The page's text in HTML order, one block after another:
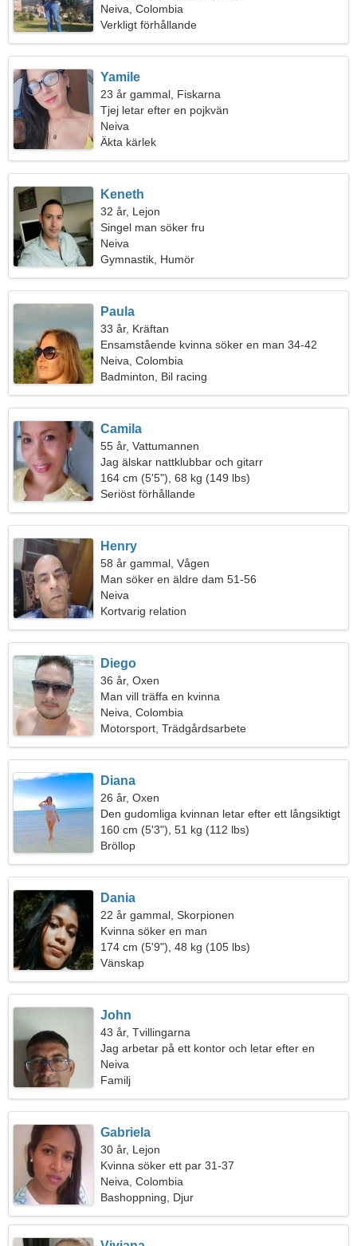
Neiva, Colombia
Verkligt förhållande
Yamile
23 år gammal, Fiskarna
Tjej letar efter en pojkvän
Neiva
Äkta kärlek
Keneth
32 år, Lejon
Singel man söker fru
Neiva
Gymnastik, Humör
Paula
33 år, Kräftan
Ensamstående kvinna söker en man 34-42
Neiva, Colombia
Badminton, Bil racing
Camila
55 år, Vattumannen
Jag älskar nattklubbar och gitarr
164 cm (5'5"), 68 kg (149 lbs)
Seriöst förhållande
Henry
58 år gammal, Vågen
Man söker en äldre dam 51-56
Neiva
Kortvarig relation
Diego
36 år, Oxen
Man vill träffa en kvinna
Neiva, Colombia
Motorsport, Trädgårdsarbete
Diana
26 år, Oxen
Den gudomliga kvinnan letar efter ett långsiktigt
förhållande
160 cm (5'3"), 51 kg (112 lbs)
Bröllop
Dania
22 år gammal, Skorpionen
Kvinna söker en man
174 cm (5'9"), 48 kg (105 lbs)
Vänskap
John
43 år, Tvillingarna
Jag arbetar på ett kontor och letar efter en
spektakulär kvinna
Neiva
Familj
Gabriela
30 år, Lejon
Kvinna söker ett par 31-37
Neiva, Colombia
Bashoppning, Djur